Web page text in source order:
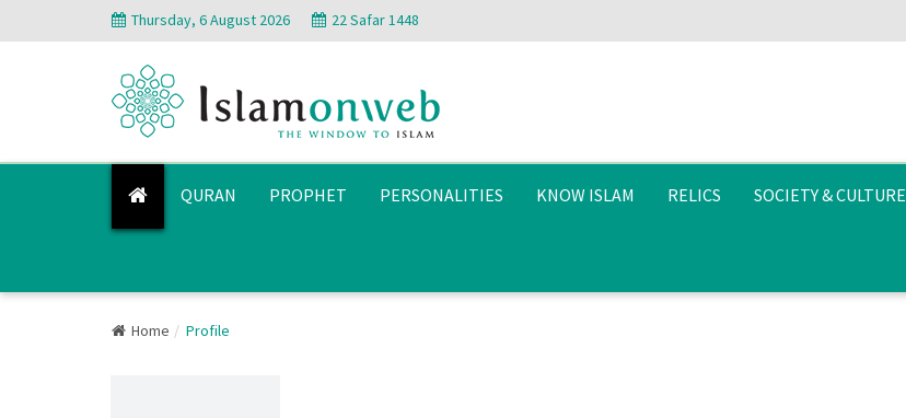
Thursday, 6 August 2026 22 Safar 1448
QURAN PROPHET PERSONALITIES KNOW ISLAM RELICS SOCIETY & CULTURE
Home Profile